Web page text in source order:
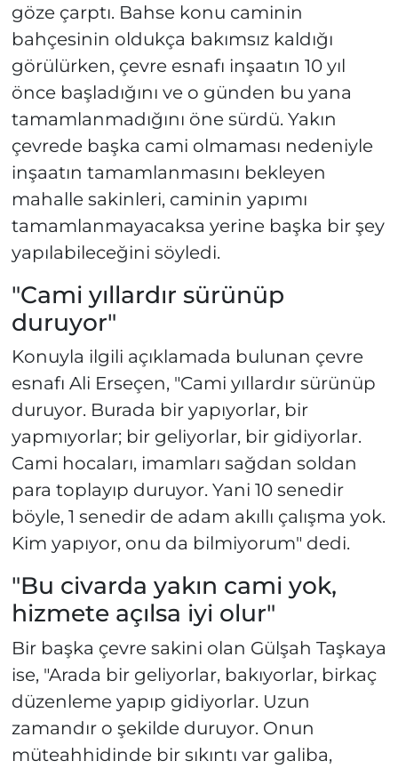
göze çarptı. Bahse konu caminin
bahçesinin oldukça bakımsız kaldığı
görülürken, çevre esnafı inşaatın 10 yıl
önce başladığını ve o günden bu yana
tamamlanmadığını öne sürdü. Yakın
çevrede başka cami olmaması nedeniyle
inşaatın tamamlanmasını bekleyen
mahalle sakinleri, caminin yapımı
tamamlanmayacaksa yerine başka bir şey
yapılabileceğini söyledi.
"Cami yıllardır sürünüp
duruyor"
Konuyla ilgili açıklamada bulunan çevre
esnafı Ali Erseçen, "Cami yıllardır sürünüp
duruyor. Burada bir yapıyorlar, bir
yapmıyorlar; bir geliyorlar, bir gidiyorlar.
Cami hocaları, imamları sağdan soldan
para toplayıp duruyor. Yani 10 senedir
böyle, 1 senedir de adam akıllı çalışma yok.
Kim yapıyor, onu da bilmiyorum" dedi.
"Bu civarda yakın cami yok,
hizmete açılsa iyi olur"
Bir başka çevre sakini olan Gülşah Taşkaya
ise, "Arada bir geliyorlar, bakıyorlar, birkaç
düzenleme yapıp gidiyorlar. Uzun
zamandır o şekilde duruyor. Onun
müteahhidinde bir sıkıntı var galiba,